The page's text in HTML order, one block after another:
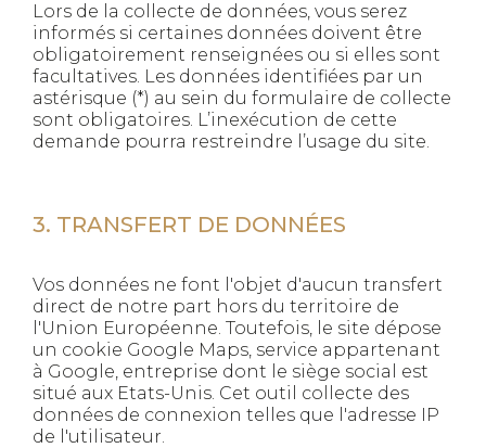
Lors de la collecte de données, vous serez
informés si certaines données doivent être
obligatoirement renseignées ou si elles sont
facultatives. Les données identifiées par un
astérisque (*) au sein du formulaire de collecte
sont obligatoires. L’inexécution de cette
demande pourra restreindre l’usage du site.
3. TRANSFERT DE DONNÉES
Vos données ne font l'objet d'aucun transfert
direct de notre part hors du territoire de
l'Union Européenne. Toutefois, le site dépose
un cookie Google Maps, service appartenant
à Google, entreprise dont le siège social est
situé aux Etats-Unis. Cet outil collecte des
données de connexion telles que l'adresse IP
de l'utilisateur.